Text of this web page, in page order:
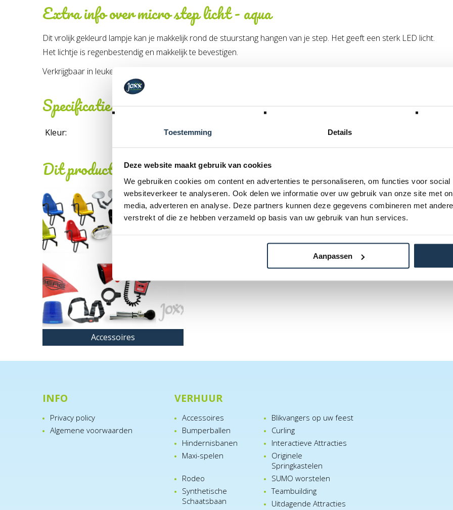
Toestemming Details
Deze website maakt gebruik van cookies
We gebruiken cookies om content en advertenties te personaliseren, om functies voor
websiteverkeer te analyseren. Ook delen we informatie over uw gebruik van onze site met
media, adverteren en analyse. Deze partners kunnen deze gegevens combineren met
verstrekt of die ze hebben verzameld op basis van uw gebruik van hun services.
Aanpassen
Extra info overmicro step licht - aqua
Dit vrolijk gekleurd lampje kan je makkelijk rond de stuurstang hangen van je step. Het geeft een sterk LED licht.
Het lichtje is regenbestendig en makkelijk te bevestigen.
Verkrijgbaar in leuke kleurtjes: rood, roze, paars, donkerblauw, aqua, groen en oranje.
Specificaties
Kleur:
Dit product behoort tot de volgende categorie(ën)
Accessoires
INFO
Privacy policy
Algemene voorwaarden
VERHUUR
Accessoires
Blikvangers op uw feest
Bumperballen
Curling
Hindernisbanen
Interactieve Attracties
Maxi-spelen
Originele
Springkastelen
Rodeo
SUMO worstelen
Synthetische
Schaatsbaan
Teambuilding
Uitdagende Attracties